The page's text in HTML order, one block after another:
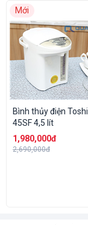
Mới
Bình thủy điện
45SF 4,5 lít
1,980,000đ
2,690,000đ